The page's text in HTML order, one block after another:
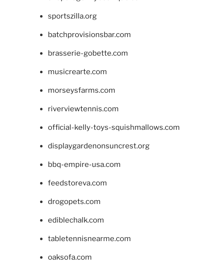
sportszilla.org
batchprovisionsbar.com
brasserie-gobette.com
musicrearte.com
morseysfarms.com
riverviewtennis.com
official-kelly-toys-squishmallows.com
displaygardenonsuncrest.org
bbq-empire-usa.com
feedstoreva.com
drogopets.com
ediblechalk.com
tabletennisnearme.com
oaksofa.com